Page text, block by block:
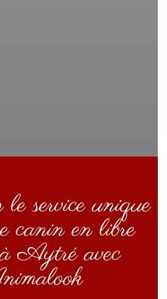
service unique
canin en libre
à Aytré avec